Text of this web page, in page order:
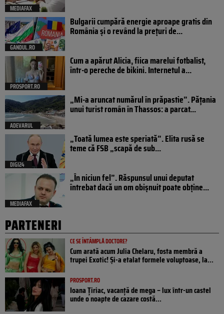
MEDIAFAX
GANDUL.RO
Bulgarii cumpără energie aproape gratis din
România și o revând la prețuri de...
PROSPORT.RO
Cum a apărut Alicia, fiica marelui fotbalist,
într-o pereche de bikini. Internetul a...
ADEVARUL
„Mi-a aruncat numărul în prăpastie”. Pățania
unui turist român în Thassos: a parcat...
DIGI24
„Toată lumea este speriată”. Elita rusă se
teme că FSB „scapă de sub...
MEDIAFAX
„În niciun fel”. Răspunsul unui deputat
întrebat dacă un om obișnuit poate obține...
PARTENERI
CE SE ÎNTÂMPLĂ DOCTORE?
Cum arată acum Julia Chelaru, fosta membră a
trupei Exotic! Și-a etalat formele voluptoase, la...
PROSPORT.RO
Ioana Țiriac, vacanță de mega – lux într-un castel
unde o noapte de cazare costă...